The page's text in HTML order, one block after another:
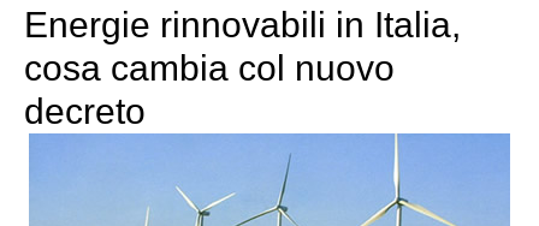
Energie rinnovabili in Italia,
cosa cambia col nuovo
decreto